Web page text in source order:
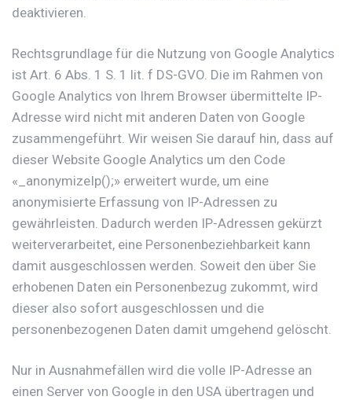
deaktivieren.
Rechtsgrundlage für die Nutzung von Google Analytics
ist Art. 6 Abs. 1 S. 1 lit. f DS-GVO. Die im Rahmen von
Google Analytics von Ihrem Browser übermittelte IP-
Adresse wird nicht mit anderen Daten von Google
zusammengeführt. Wir weisen Sie darauf hin, dass auf
dieser Website Google Analytics um den Code
«_anonymizeIp();» erweitert wurde, um eine
anonymisierte Erfassung von IP-Adressen zu
gewährleisten. Dadurch werden IP-Adressen gekürzt
weiterverarbeitet, eine Personenbeziehbarkeit kann
damit ausgeschlossen werden. Soweit den über Sie
erhobenen Daten ein Personenbezug zukommt, wird
dieser also sofort ausgeschlossen und die
personenbezogenen Daten damit umgehend gelöscht.
Nur in Ausnahmefällen wird die volle IP-Adresse an
einen Server von Google in den USA übertragen und